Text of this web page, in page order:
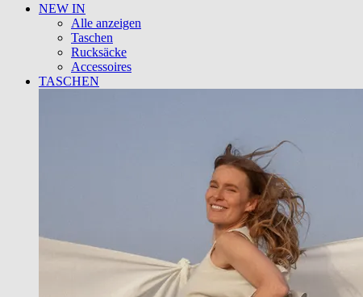
NEW IN
Alle anzeigen
Taschen
Rucksäcke
Accessoires
TASCHEN